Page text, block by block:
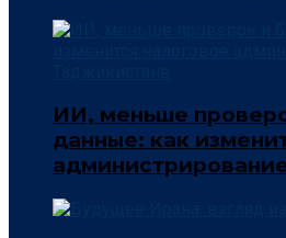
ИИ, меньше
данные: как